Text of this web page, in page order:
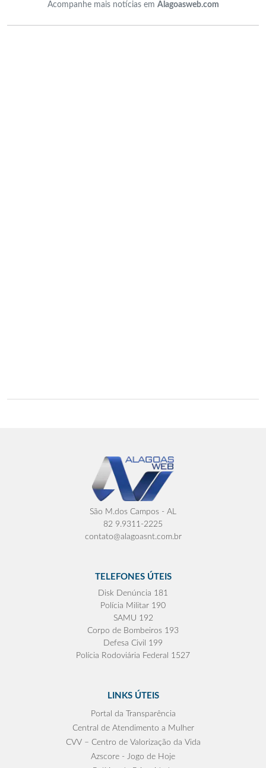
Acompanhe mais notícias em Alagoasweb.com
São M.dos Campos - AL
82 9.9311-2225
contato@alagoasnt.com.br
TELEFONES ÚTEIS
Disk Denúncia 181
Polícia Militar 190
SAMU 192
Corpo de Bombeiros 193
Defesa Civil 199
Polícia Rodoviária Federal 1527
LINKS ÚTEIS
Portal da Transparência
Central de Atendimento a Mulher
CVV – Centro de Valorização da Vida
Azscore - Jogo de Hoje